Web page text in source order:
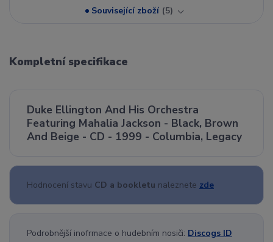
Související zboží 5
Kompletní specifikace
Duke Ellington And His Orchestra
Featuring Mahalia Jackson - Black, Brown
And Beige - CD - 1999 - Columbia, Legacy
Hodnocení stavu CD a bookletu naleznete zde
Podrobnější inofrmace o hudebním nosiči: Discogs ID